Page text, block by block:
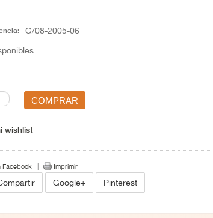
G/08-2005-06
wishlist
Facebook Imprimir
Google+ Pinterest